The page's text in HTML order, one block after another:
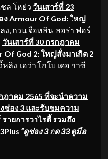
ชล โหย่ว วันเสาร์ที่ 23
ง Armour Of God: ใหญ่
ง, กวน จือหลิน, ลอร่า ฟอร์
วันเสาร์ที่ 30 กรกฎาคม
Of God 2: ใหญ่สั่งมาเกิด 2
ลิง, เอว่า โกโบ เดอ กาซี
ฎาคม 2565 ที่จะนำความ
ช่อง 3 และรับชมความ
ายการวาไรตี้ รวมถึง
Plus “ดูช่อง 3 กด 33 ดูมือ